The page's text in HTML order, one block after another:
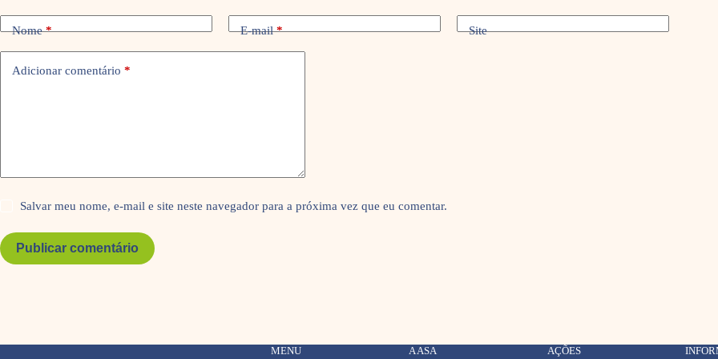
Nome* E-mail* Site
Adicionar comentário *
Salvar meu nome, e-mail e site neste navegador para a próxima vez que eu comentar.
Publicar comentário
MENU A ASA AÇÕES